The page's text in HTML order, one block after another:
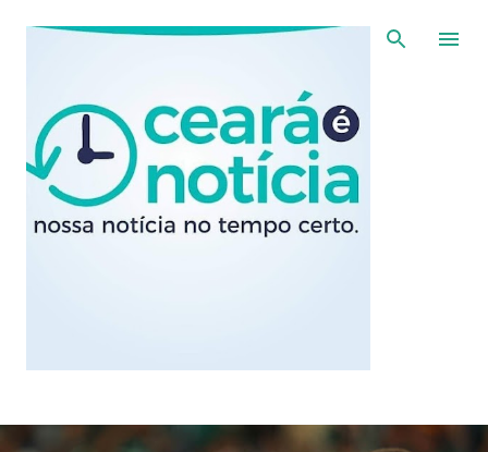
Pular para o conteúdo principal